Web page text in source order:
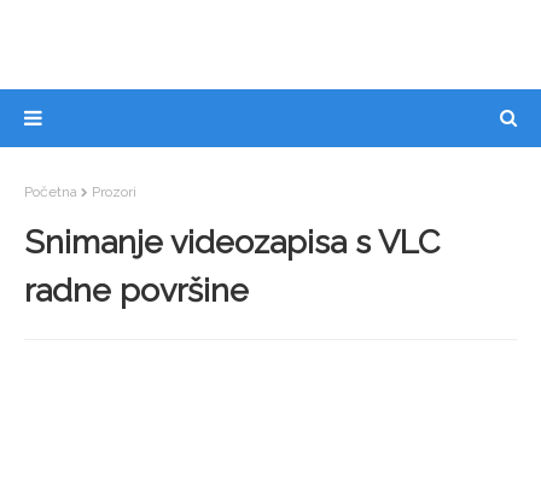
Početna Prozori
Snimanje videozapisa s VLC
radne površine